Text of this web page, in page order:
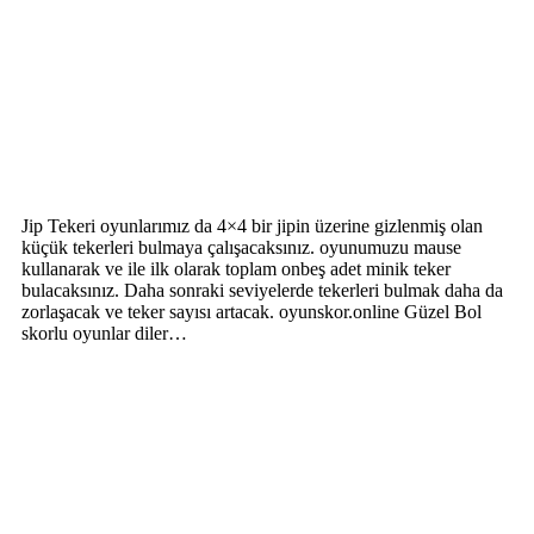
Jip Tekeri oyunlarımız da 4×4 bir jipin üzerine gizlenmiş olan
küçük tekerleri bulmaya çalışacaksınız. oyunumuzu mause
kullanarak ve ile ilk olarak toplam onbeş adet minik teker
bulacaksınız. Daha sonraki seviyelerde tekerleri bulmak daha da
zorlaşacak ve teker sayısı artacak. oyunskor.online Güzel Bol
skorlu oyunlar diler…